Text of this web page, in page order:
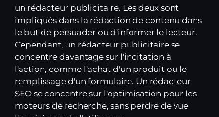
un rédacteur publicitaire. Les deux sont
impliqués dans la rédaction de contenu dans
le but de persuader ou d'informer le lecteur.
Cependant, un rédacteur publicitaire se
concentre davantage sur l'incitation à
l'action, comme l'achat d'un produit ou le
remplissage d'un formulaire. Un rédacteur
SEO se concentre sur l'optimisation pour les
moteurs de recherche, sans perdre de vue